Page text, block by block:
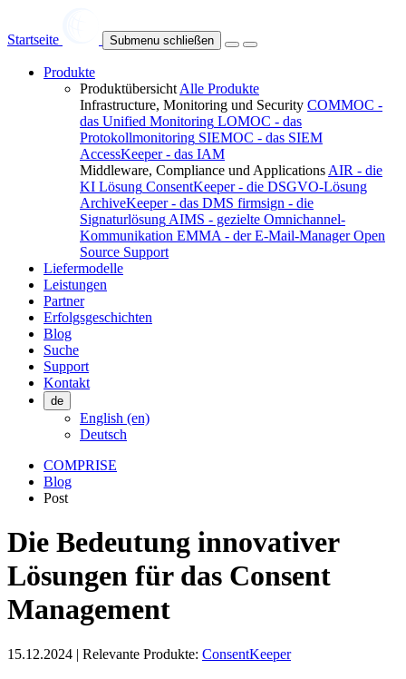
Startseite Submenu schließen
Produkte
Produktübersicht Alle Produkte
Infrastructure, Monitoring und Security COMMOC -
das Unified Monitoring LOMOC - das
Protokollmonitoring SIEMOC - das SIEM
AccessKeeper - das IAM
Middleware, Compliance und Applications AIR - die
KI Lösung ConsentKeeper - die DSGVO-Lösung
ArchiveKeeper - das DMS firmsign - die
Signaturlösung AIMS - gezielte Omnichannel-
Kommunikation EMMA - der E-Mail-Manager Open
Source Support
Liefermodelle
Leistungen
Partner
Erfolgsgeschichten
Blog
Suche
Support
Kontakt
de
English (en)
Deutsch
COMPRISE
Blog
Post
Die Bedeutung innovativer
Lösungen für das Consent
Management
15.12.2024 | Relevante Produkte: ConsentKeeper